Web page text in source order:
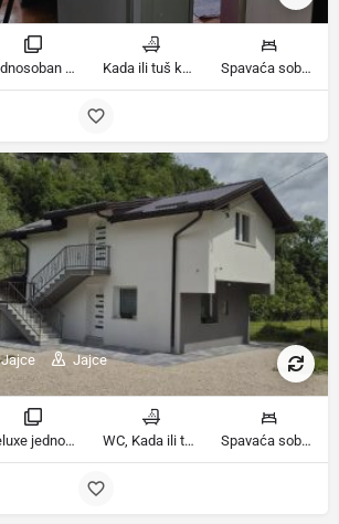
Jednosoban stan sobe Kada ili tuš kupatila Spavaća soba 1: 1 francuski bračni krevet | Dnevni boravak: 1 kauč na razvlačenje ležaja
Jajce
Deluxe jednosobni apartman, Jednosoban stan sobe WC, Kada ili tuš kupatila Spavaća soba 1: 1 francuski bračni krevet | Dnevni boravak: 1 kauč na razvlačenje ležaja